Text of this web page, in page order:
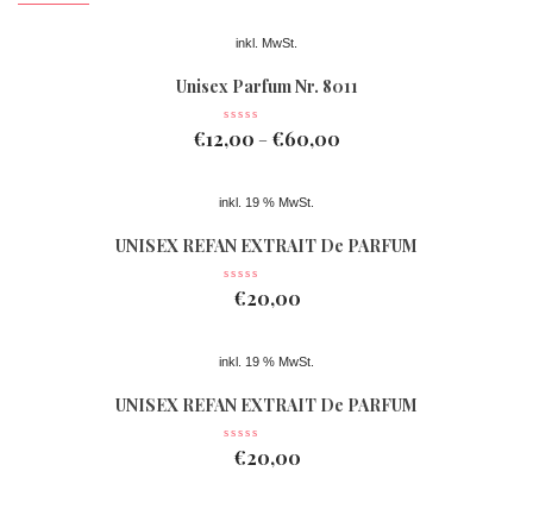
inkl. MwSt.
Unisex Parfum Nr. 8011
€12,00 – €60,00
inkl. 19 % MwSt.
UNISEX REFAN EXTRAIT De PARFUM
Nr 078
€20,00
inkl. 19 % MwSt.
UNISEX REFAN EXTRAIT De PARFUM
Nr 077
€20,00